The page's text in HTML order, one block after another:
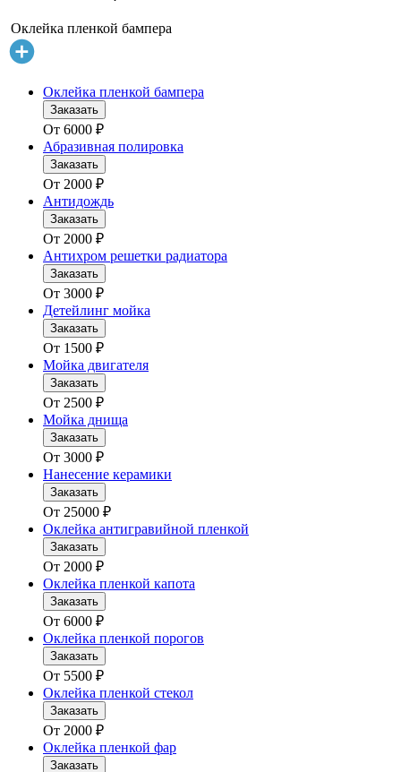
Оклейка пленкой бампера
Оклейка пленкой бампера
Заказать
От 6000 ₽
Абразивная полировка
Заказать
От 2000 ₽
Антидождь
Заказать
От 2000 ₽
Антихром решетки радиатора
Заказать
От 3000 ₽
Детейлинг мойка
Заказать
От 1500 ₽
Мойка двигателя
Заказать
От 2500 ₽
Мойка днища
Заказать
От 3000 ₽
Нанесение керамики
Заказать
От 25000 ₽
Оклейка антигравийной пленкой
Заказать
От 2000 ₽
Оклейка пленкой капота
Заказать
От 6000 ₽
Оклейка пленкой порогов
Заказать
От 5500 ₽
Оклейка пленкой стекол
Заказать
От 2000 ₽
Оклейка пленкой фар
Заказать